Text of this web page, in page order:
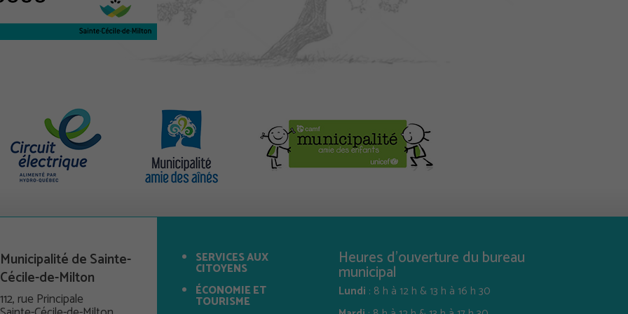
Municipalité de Sainte-
Cécile-de-Milton
112, rue Principale
SERVICES AUX
CITOYENS
ÉCONOMIE ET
TOURISME
Heures d'ouverture du bureau
municipal
Lundi : 8 h à 12 h & 13 h à 16 h 30